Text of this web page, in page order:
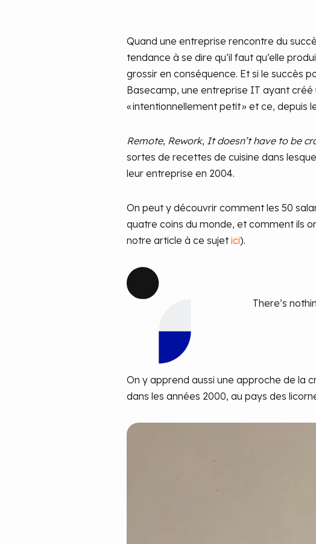
Quand une entreprise rencontre du
tendance à se dire qu’il faut qu’elle
grossir en conséquence. Et si le succès
Basecamp, une entreprise IT ayant
« intentionnellement petit » et ce, depuis
Remote, Rework, It doesn’t have to be
sortes de recettes de cuisine dans
leur entreprise en 2004.
On peut y découvrir comment les 50
quatre coins du monde, et comment ils
notre article à ce sujetici).
There’s
On y apprend aussi une approche de la
dans les années 2000, au pays des